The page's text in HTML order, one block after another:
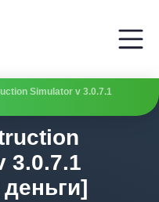
Simulator v 3.0.7.1
3.0.7.1